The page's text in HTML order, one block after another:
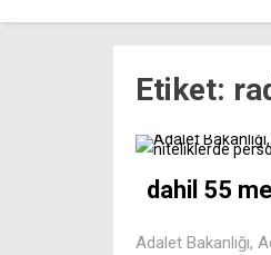
Etiket:
dahil 55
Adalet Bakanlığı,